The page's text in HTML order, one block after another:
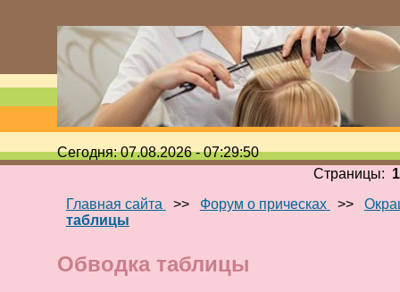
Сегодня: 07.08.2026 - 07:29:50
Страницы: 1
Главная сайта
>> Форум о прическах >>
таблицы
Обводка таблицы